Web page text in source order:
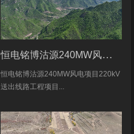
恒电铭博沽源240MW风电项目220kV送出线路工程项目土地复垦验收资料
恒电铭博沽源240MW风电项目220kV
送出线路工程项目...